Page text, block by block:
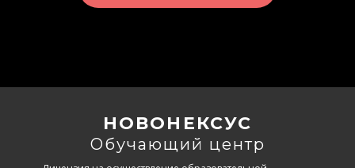
НОВОНЕКСУС
Обучающий центр